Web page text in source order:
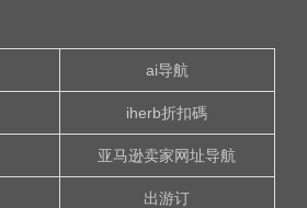
ai导航
iherb折扣碼
亚马逊卖家网址导航
出游订